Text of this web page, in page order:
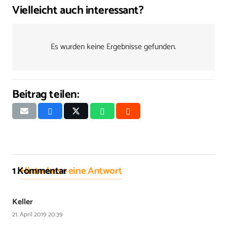
Vielleicht auch interessant?
Es wurden keine Ergebnisse gefunden.
Beitrag teilen:
1Kommentar
.Hinterlasse eine Antwort
Keller
21. April 2019 20:39